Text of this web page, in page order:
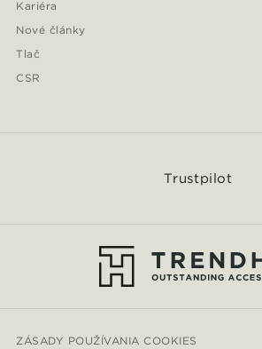
Kariéra
Nové články
Tlač
CSR
Trustpilot
ZÁSADY POUŽÍVANIA COOKIES